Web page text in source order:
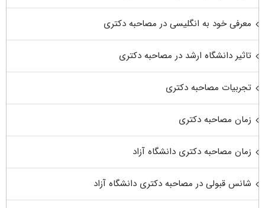
معرفی خود به انگلیسی در مصاحبه دکتری
تاثیر دانشگاه ارشد در مصاحبه دکتری
تجربیات مصاحبه دکتری
زمان مصاحبه دکتری
زمان مصاحبه دکتری دانشگاه آزاد
شانس قبولی در مصاحبه دکتری دانشگاه آزاد